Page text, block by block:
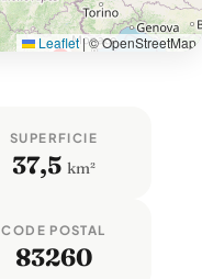
Leaflet |© OpenStreetMap
SUPERFICIE
37,5 km²
CODE POSTAL
83260